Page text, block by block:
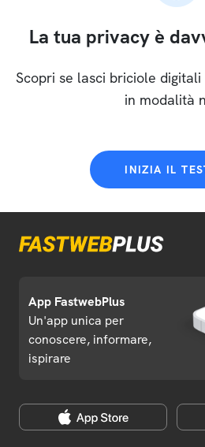
La tua privacy è
Scopri se lasci briciole
in modalità
INIZIA IL
App FastwebPlus
Un'app unica per
conoscere, informare,
ispirare